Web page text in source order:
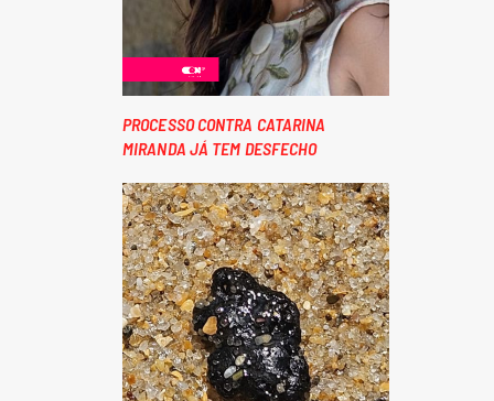
PROCESSO CONTRA CATARINA
MIRANDA JÁ TEM DESFECHO